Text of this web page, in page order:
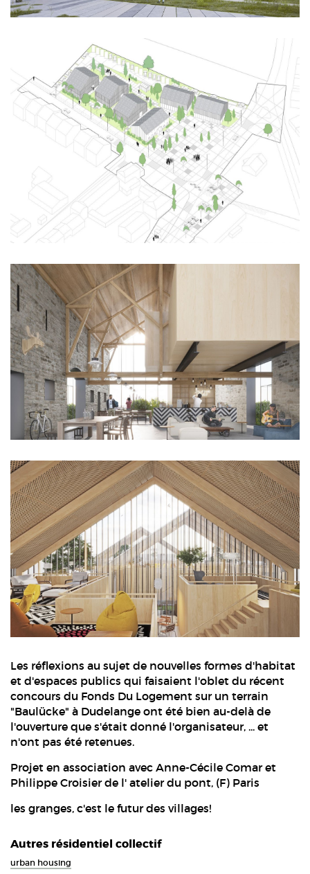
Les réflexions au sujet de nouvelles formes d'habitat
et d'espaces publics qui faisaient l'oblet du récent
concours du Fonds Du Logement sur un terrain
"Baulücke" à Dudelange ont été bien au-delà de
l'ouverture que s'était donné l'organisateur, ... et
n'ont pas été retenues.
Projet en association avec Anne-Cécile Comar et
Philippe Croisier de l' atelier du pont, (F) Paris
les granges, c'est le futur des villages!
Autres résidentiel collectif
urban housing